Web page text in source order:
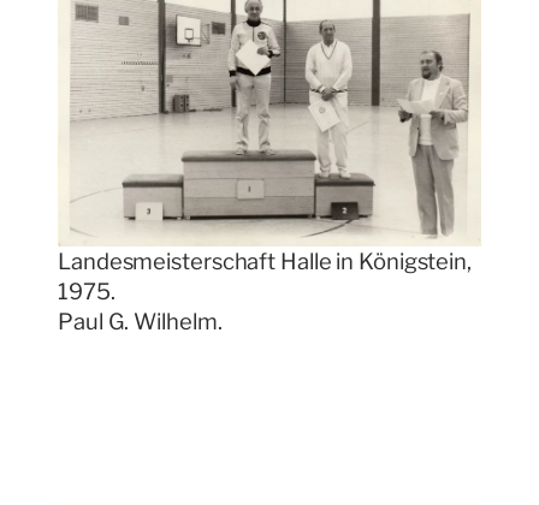
Landesmeisterschaft Halle in Königstein,
1975.
Paul G. Wilhelm.